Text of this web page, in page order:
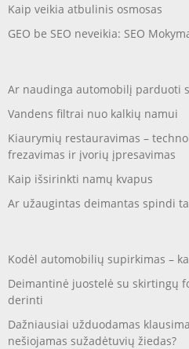
Kaip veikia atbulinis osmosas
GEO be SEO neveikia: SEO
Ar naudinga automobilį parduoti
Vandens filtrai nuo kalkių namui
Kiaurymių restauravimas –
frezavimas ir įvorių įpresavimas
Kaip išsirinkti namų kvapus
Ar užaugintas deimantas spindi
Kodėl automobilių supirkimas –
Deimantinė juostelė su skirtingų
derinti
Dažniausiai užduodamas
nešiojamas sužadėtuvių žiedas?